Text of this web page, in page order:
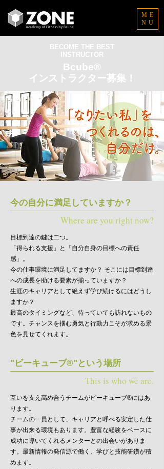
ME
NU
BECOME THE BEST
INSTRUCTOR
Bcube®
インストラクター募集！
今の自分に満足していますか？
Where are you right now?
目標到達の鍵は二つ。
「得られる支援」と「自分自身の目標への責任
感」。
今の仕事環境に満足してますか？ そこには目標到達
への成長を助ける要素が揃っていますか？
生涯のキャリアとして絶えず学び続けるにはどうし
ますか？
最高のタイミングなど、待っていても訪れないもの
です。 チャンスを掴む勇気と行動力こそが求める景
色を見せてくれます。
"ビーキューブ®"という場所
This is who we are.
互いを支え高め合うチームがビーキューブ®にはあ
ります。
チームの一員として、キャリアと呼べる安定した仕
事が出来る環境もあります。 豊富な経験をベースに
成功に導いてくれるメンターとの出会いがありま
す。 最新情報の発信源で働く、学びと技能研鑽が積
めます。